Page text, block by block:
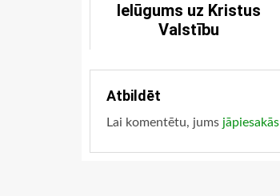
Ielūgums uz Kristus
Valstību
Atbildēt
Lai komentētu, jums jāpiesakās